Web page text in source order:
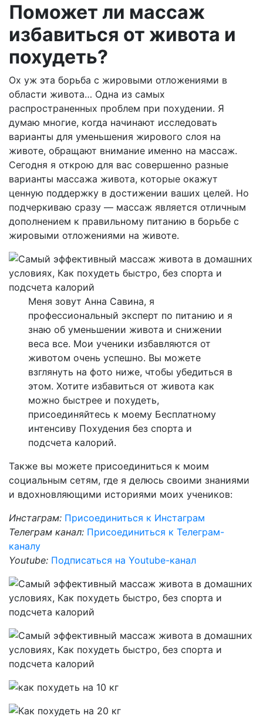
Поможет ли массаж
избавиться от живота и
похудеть?
Ох уж эта борьба с жировыми отложениями в
области живота… Одна из самых
распространенных проблем при похудении. Я
думаю многие, когда начинают исследовать
варианты для уменьшения жирового слоя на
животе, обращают внимание именно на массаж.
Сегодня я открою для вас совершенно разные
варианты массажа живота, которые окажут
ценную поддержку в достижении ваших целей. Но
подчеркиваю сразу — массаж является отличным
дополнением к правильному питанию в борьбе с
жировыми отложениями на животе.
Меня зовут Анна Савина, я
профессиональный эксперт по питанию и я
знаю об уменьшении живота и снижении
веса все. Мои ученики избавляются от
животом очень успешно. Вы можете
взглянуть на фото ниже, чтобы убедиться в
этом. Хотите избавиться от живота как
можно быстрее и похудеть,
присоединяйтесь к моему Бесплатному
интенсиву Похудения без спорта и
подсчета калорий.
Также вы можете присоединиться к моим
социальным сетям, где я делюсь своими знаниями
и вдохновляющими историями моих учеников:
Инстаграм: Присоединиться к Инстаграм
Телеграм канал: Присоединиться к Телеграм-
каналу
Youtube: Подписаться на Youtube-канал